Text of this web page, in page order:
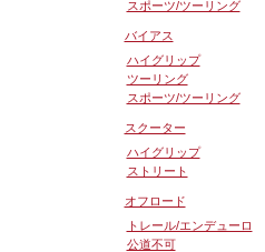
スポーツ/ツーリング
バイアス
ハイグリップ
ツーリング
スポーツ/ツーリング
スクーター
ハイグリップ
ストリート
オフロード
トレール/エンデューロ
公道不可